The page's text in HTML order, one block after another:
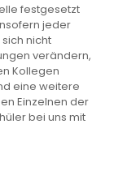
festgesetzt
jeder
nicht
verändern,
Kollegen
eine weitere
Einzelnen der
bei uns mit